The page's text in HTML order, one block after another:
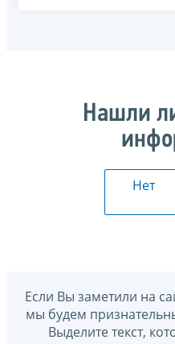
Нашли
Нет
Если Вы заметили на
мы будем
Выделите текст,